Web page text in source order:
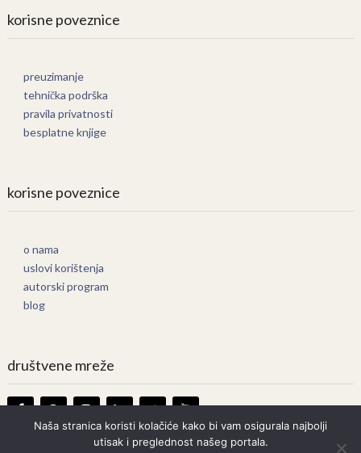
korisne poveznice
preuzimanje
tehnička podrška
pravila privatnosti
besplatne knjige
korisne poveznice
o nama
uslovi korištenja
autorski program
blog
društvene mreže
Naša stranica koristi kolačiće kako bi vam osigurala najbolji
utisak i preglednost našeg portala.